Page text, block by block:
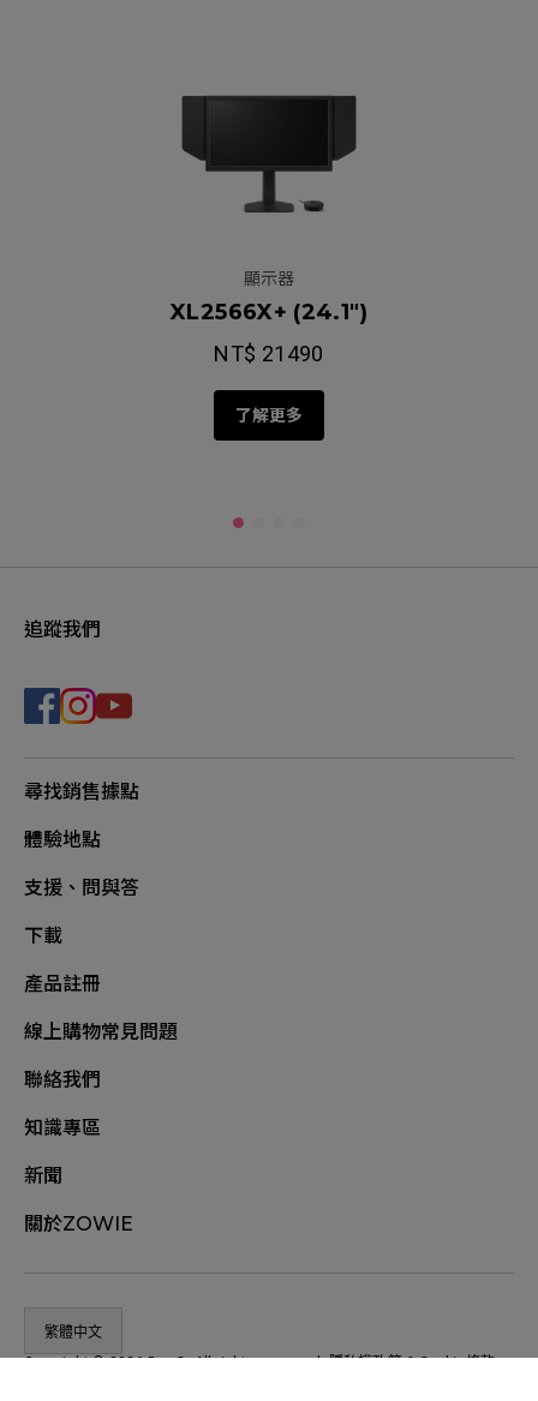
顯示器
XL2566X+ (24.1")
NT$ 21490
了解更多
追蹤我們
尋找銷售據點
體驗地點
支援、問與答
下載
產品註冊
線上購物常見問題
聯絡我們
知識專區
新聞
關於ZOWIE
繁體中文
Copyright © 2026 BenQ. All rights reserved.隱私權政策&Cookie條款